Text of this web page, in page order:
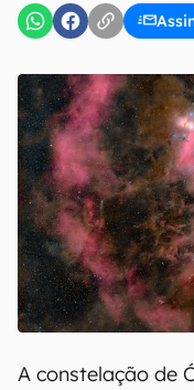
Confirmo que li,
Uso e Política de
A constelação de